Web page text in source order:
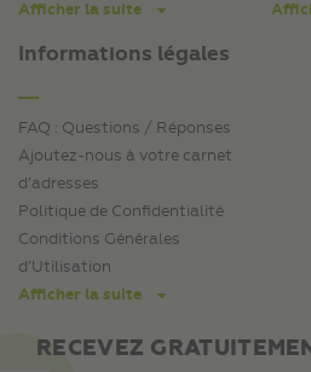
Afficher la suite
Informations légales
FAQ : Questions / Réponses
Ajoutez-nous à votre carnet
d’adresses
Politique de Confidentialité
Conditions Générales
d’Utilisation
Afficher la suite
RECEVEZ